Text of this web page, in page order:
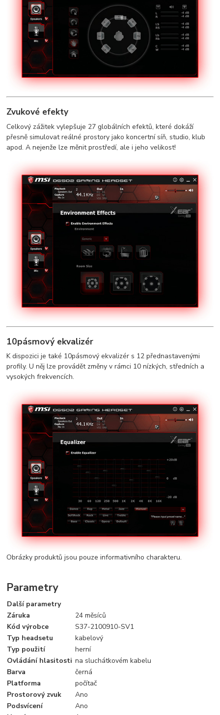
Zvukové efekty
Celkový zážitek vylepšuje 27 globálních efektů, které dokáží
přesně simulovat reálné prostory jako koncertní síň, studio, klub
apod. A nejenže lze měnit prostředí, ale i jeho velikost!
10pásmový ekvalizér
K dispozici je také 10pásmový ekvalizér s 12 přednastavenými
profily. U něj lze provádět změny v rámci 10 nízkých, středních a
vysokých frekvencích.
Obrázky produktů jsou pouze informativního charakteru.
Parametry
Další parametry
Záruka
24 měsíců
Kód výrobce
S37-2100910-SV1
Typ headsetu
kabelový
Typ použití
herní
Ovládání hlasitosti na sluchátkovém kabelu
Barva
černá
Platforma
počítač
Prostorový zvuk
Ano
Podsvícení
Ano